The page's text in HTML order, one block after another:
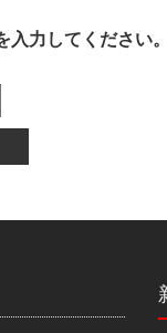
入力してください。